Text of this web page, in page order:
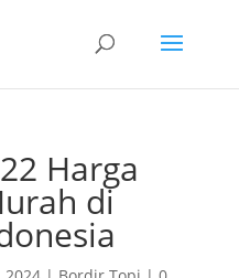
Harga
di